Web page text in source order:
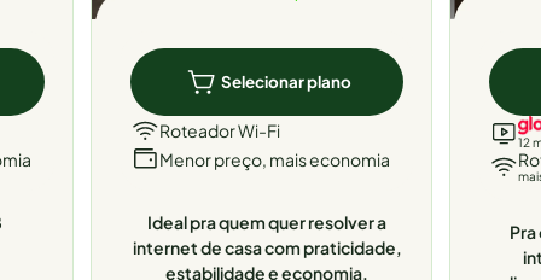
Selecionar plano
Roteador Wi-Fi
Menor preço, mais economia
Ideal pra quem quer resolver a
internet de casa com praticidade,
estabilidade e economia.
12